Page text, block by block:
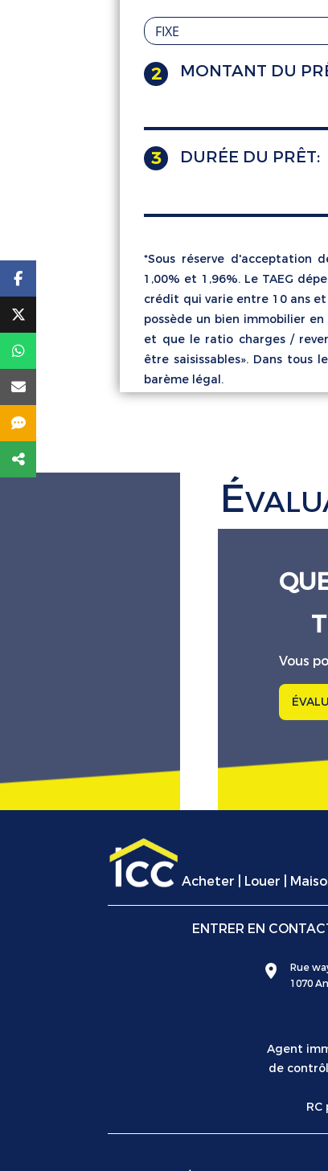
2 MONTANT DU
3 DURÉE DU PRÊT:
*Sous réserve d'acceptation
1,00% et 1,96%. Le TAEG
crédit qui varie entre 10 ans
possède un bien immobilier
et que le ratio charges /
être saisissables». Dans tous
barème légal.
É
Vous
Acheter Louer
ENTRER EN
Rue
1070
Agent
de